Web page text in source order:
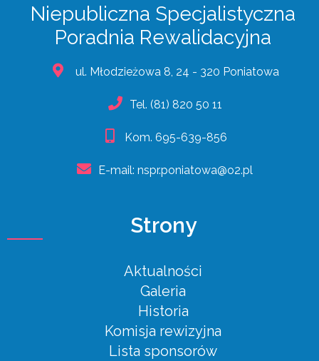
Niepubliczna Specjalistyczna
Poradnia Rewalidacyjna
ul. Młodzieżowa 8, 24 - 320 Poniatowa
Tel. (81) 820 50 11
Kom. 695-639-856
E-mail: nspr.poniatowa@o2.pl
Strony
Aktualności
Galeria
Historia
Komisja rewizyjna
Lista sponsorów